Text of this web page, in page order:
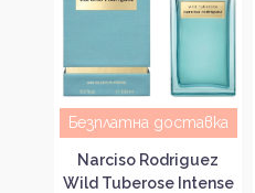
Безплатна доставка
Narciso Rodriguez
Wild Tuberose Intense